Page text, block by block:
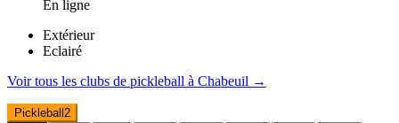
En ligne
Extérieur
Eclairé
Voir tous les clubs de pickleball à Chabeuil →
Pickleball 2